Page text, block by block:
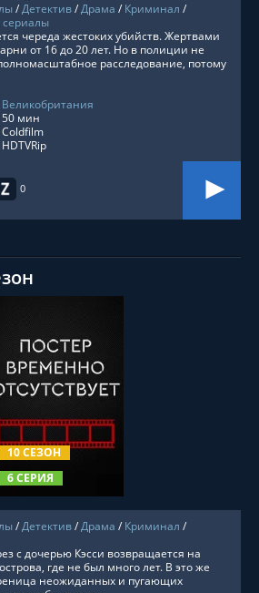
/Детектив/Драма / Криминал /
0
череда жестоких убийств. Жертвами
от 16 до 20 лет. Но в полиции не
расследование, потому
Великобритания
50 мин
Coldfilm
HDTVRip
10 СЕЗОН
6 СЕРИЯ
СМОТРЕТЬ ОНЛАЙН
/Детектив/Драма / Криминал /
с дочерью Кэсси возвращается на
где не был много лет. В это же
неожиданных и пугающих